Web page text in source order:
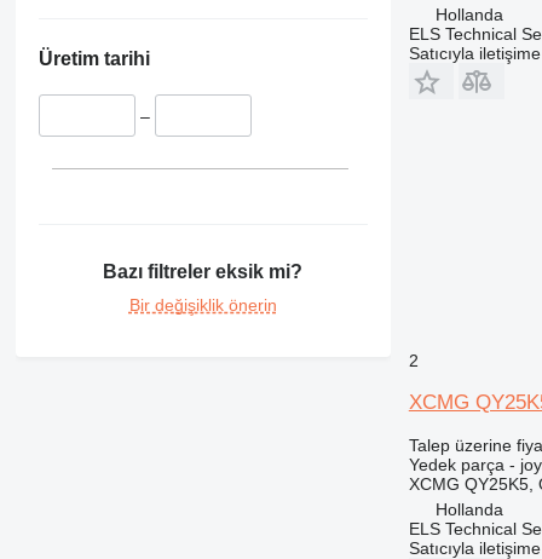
326
340
350
8045
8060
JS
Robot
Üretim tarihi
–
Bazı filtreler eksik mi?
Bir değişiklik önerin
Hollanda
ELS Technical
Satıcıyla
2
XCMG
Talep üzerine
Yedek parça -
XCMG QY25K5,
Hollanda
ELS Technical
Satıcıyla